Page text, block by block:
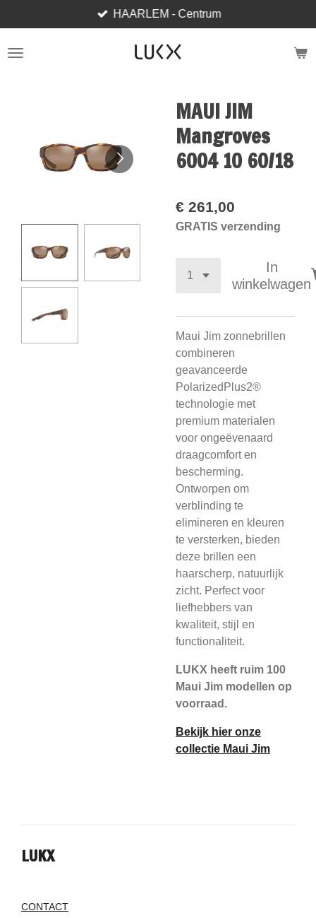
direct
naar
HAARLEM - Centrum
MAUI JIM
Mangroves
6004 10 60/18
€ 261,00
GRATIS verzending
In
winkelwagen
Maui Jim zonnebrillen
combineren
geavanceerde
PolarizedPlus2®
technologie met
premium materialen
voor ongeëvenaard
draagcomfort en
bescherming.
Ontworpen om
verblinding te
elimineren en kleuren
te versterken, bieden
deze brillen een
haarscherp, natuurlijk
zicht. Perfect voor
liefhebbers van
kwaliteit, stijl en
functionaliteit.
LUKX heeft ruim 100
Maui Jim modellen op
voorraad.
Bekijk hier onze
collectie Maui Jim
LUKX
CONTACT